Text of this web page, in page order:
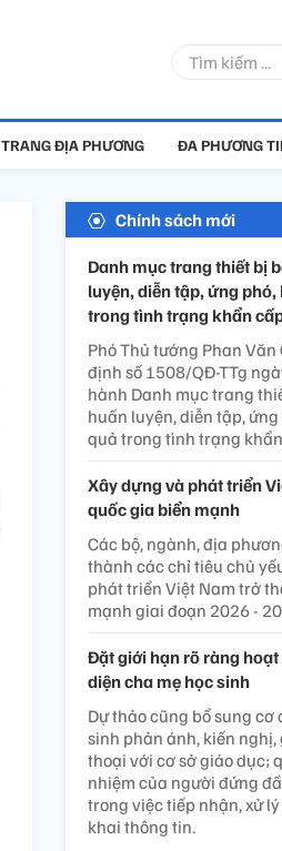
TRANG ĐỊA PHƯƠNG ĐA PHƯƠNG
Chính sách mới
Danh mục trang thiết bị
luyện, diễn tập, ứng
trong tình trạng khẩn
Phó Thủ tướng Phan
định số 1508/QĐ-TTg
hành Danh mục trang
huấn luyện, diễn tập,
quả trong tình trạng
Xây dựng và phát triển
quốc gia biển mạnh
Các bộ, ngành, địa
thành các chỉ tiêu chủ
phát triển Việt Nam trở
mạnh giai đoạn 2026 -
Đặt giới hạn rõ ràng
diện cha mẹ học sinh
Dự thảo cũng bổ sung cơ
sinh phản ánh, kiến nghị,
thoại với cơ sở giáo dục;
nhiệm của người đứng
trong việc tiếp nhận, xử
khai thông tin.